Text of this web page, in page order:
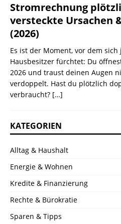
Stromrechnung
versteckte Ursachen
(2026)
Es ist der Moment, vor dem
Hausbesitzer fürchtet: Du
2026 und traust deinen Augen
verdoppelt. Hast du plötzlich
verbraucht? […]
KATEGORIEN
Alltag & Haushalt
Energie & Wohnen
Kredite & Finanzierung
Rechte & Bürokratie
Sparen & Tipps